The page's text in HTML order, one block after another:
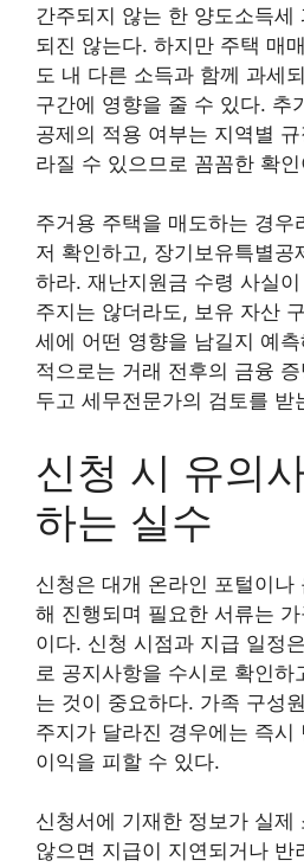
간주되지 않는 한 양도소득세
되진 않는다. 하지만 주택 매
도 내 다른 소득과 함께 과세
구간에 영향을 줄 수 있다. 추
공제의 적용 여부는 지역별
라질 수 있으므로 꼼꼼한 확
주거용 주택을 매도하는 경우
저 확인하고, 장기보유특별공
하라. 재난지원금 수령 사실
주지는 않더라도, 보유 자산
세에 어떤 영향을 남길지 예
적으로는 거래 전후의 금융
두고 세무전문가의 검토를 받
신청 시 유의
하는 실수
신청은 대개 온라인 포털이나
해 진행되며 필요한 서류는
이다. 신청 시점과 지급 일정
로 공지사항을 수시로 확인
는 것이 중요하다. 가족 구성
주지가 달라진 경우에는 즉시
이익을 피할 수 있다.
신청서에 기재한 정보가 실제
않으면 지급이 지연되거나 반